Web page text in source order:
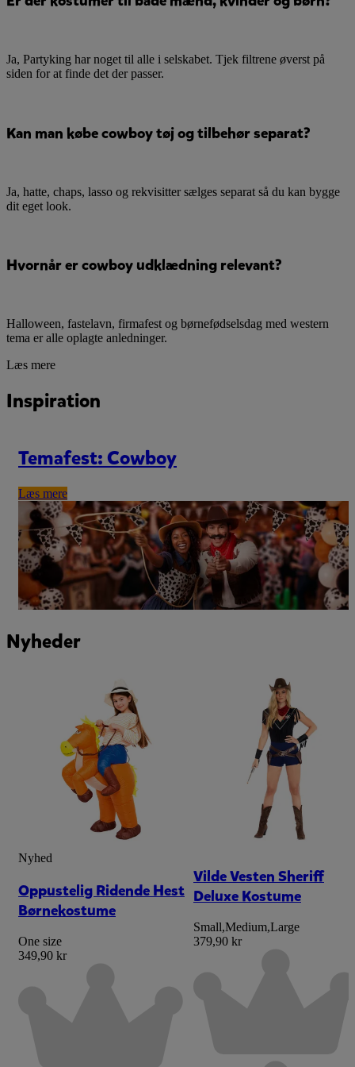
Ja, Partyking har noget til alle i selskabet. Tjek filtrene øverst på
siden for at finde det der passer.
Kan man købe cowboy tøj og tilbehør separat?
Ja, hatte, chaps, lasso og rekvisitter sælges separat så du kan bygge
dit eget look.
Hvornår er cowboy udklædning relevant?
Halloween, fastelavn, firmafest og børnefødselsdag med western
tema er alle oplagte anledninger.
Læs mere
Inspiration
Temafest: Cowboy
Læs mere
Nyheder
Nyhed
Oppustelig Ridende Hest
Børnekostume
One size
349,90 kr
Vilde Vesten Sheriff
Deluxe Kostume
Small,Medium,Large
379,90 kr